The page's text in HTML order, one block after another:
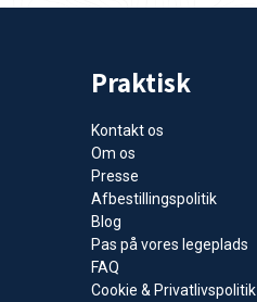
Praktisk
Kontakt os
Om os
Presse
Afbestillingspolitik
Blog
Pas på vores legeplads
FAQ
Cookie & Privatlivspolitik